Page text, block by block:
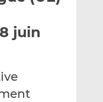
juin